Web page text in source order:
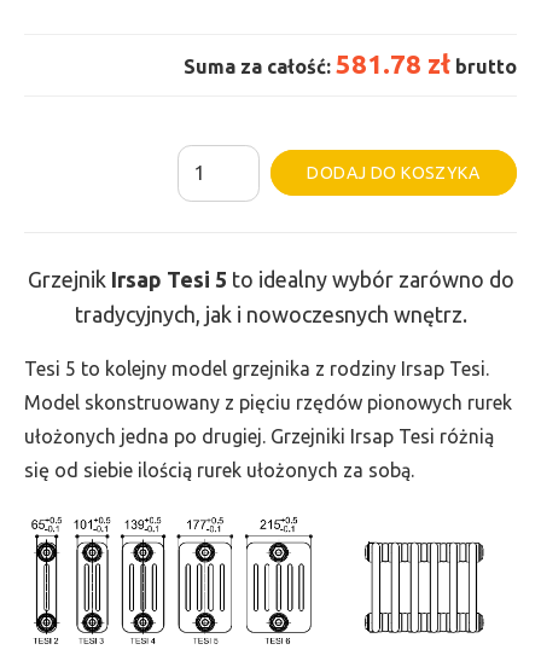
Suma za całość: 581.78 zł brutto
ilość
Grzejnik
-
wys.
765,
szer.
180,
478
DODAJ DO KOSZYKA
Grzejnik Irsap Tesi 5 to idealny wybór zarówno do
tradycyjnych, jak i nowoczesnych wnętrz.
Tesi 5 to kolejny model grzejnika z rodziny Irsap Tesi.
Model skonstruowany z pięciu rzędów pionowych rurek
ułożonych jedna po drugiej. Grzejniki Irsap Tesi różnią
się od siebie ilością rurek ułożonych za sobą.